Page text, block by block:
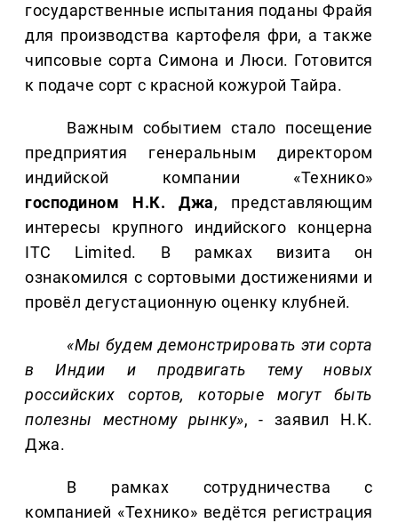
государственные испытания поданы Фрайя
для производства картофеля фри, а также
чипсовые сорта Симона и Люси. Готовится
к подаче сорт с красной кожурой Тайра.
Важным событием стало посещение
предприятия генеральным директором
индийской компании «Технико»
господином Н.К. Джа, представляющим
интересы крупного индийского концерна
ITC Limited. В рамках визита он
ознакомился с сортовыми достижениями и
провёл дегустационную оценку клубней.
«Мы будем демонстрировать эти сорта
в Индии и продвигать тему новых
российских сортов, которые могут быть
полезны местному рынку», - заявил Н.К.
Джа.
В рамках сотрудничества с
компанией «Технико» ведётся регистрация